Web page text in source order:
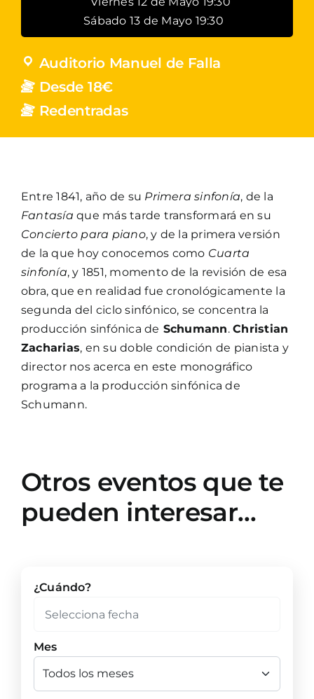
Sábado 13 de Mayo 19:30
Auditorio Manuel de Falla
Desde 18€
Redentradas
Entre 1841, año de su Primera sinfonía, de la
Fantasía que más tarde transformará en su
Concierto para piano, y de la primera versión
de la que hoy conocemos como Cuarta
sinfonía, y 1851, momento de la revisión de esa
obra, que en realidad fue cronológicamente la
segunda del ciclo sinfónico, se concentra la
producción sinfónica de Schumann.Christian
Zacharias, en su doble condición de pianista y
director nos acerca en este monográfico
programa a la producción sinfónica de
Schumann.
Otros eventos que te
pueden interesar…
¿Cuándo?
Mes